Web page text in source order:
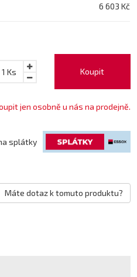
6 603 Kč
Koupit
1 Ks
jen osobně u nás na prodejně.
splátky
Máte dotaz k tomuto produktu?